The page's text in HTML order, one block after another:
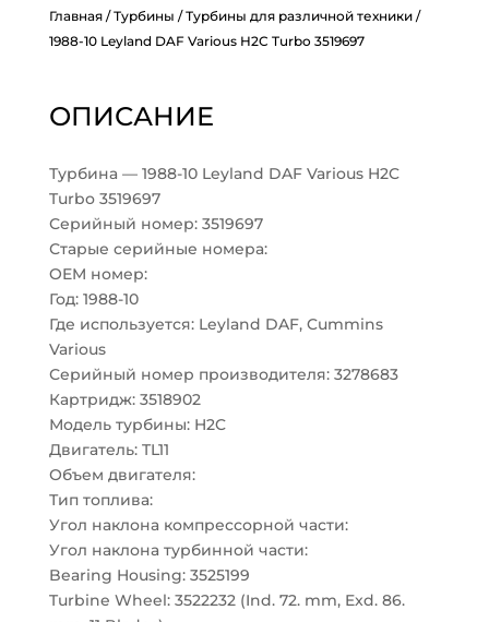
Главная/Турбины /Турбины для различной техники/
1988-10 Leyland DAF Various H2C Turbo 3519697
ОПИСАНИЕ
Турбина — 1988-10 Leyland DAF Various H2C
Turbo 3519697
Серийный номер: 3519697
Старые серийные номера:
OEM номер:
Год: 1988-10
Где используется: Leyland DAF, Cummins
Various
Серийный номер производителя: 3278683
Картридж: 3518902
Модель турбины: H2C
Двигатель: TL11
Объем двигателя:
Тип топлива:
Угол наклона компрессорной части:
Угол наклона турбинной части:
Bearing Housing: 3525199
Turbine Wheel: 3522232 (Ind. 72. mm, Exd. 86.